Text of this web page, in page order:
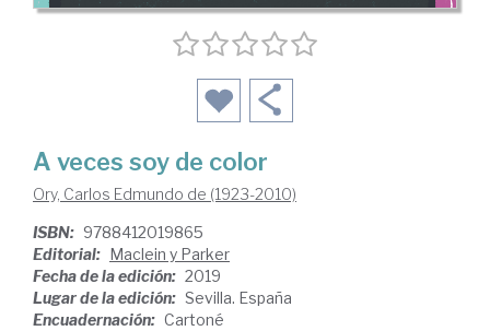
A veces soy de color
Ory, Carlos Edmundo de (1923-2010)
ISBN: 9788412019865
Editorial: Maclein y Parker
Fecha de la edición: 2019
Lugar de la edición: Sevilla. España
Encuadernación: Cartoné